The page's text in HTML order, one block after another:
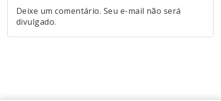
Deixe um comentário. Seu e-mail não será
divulgado.